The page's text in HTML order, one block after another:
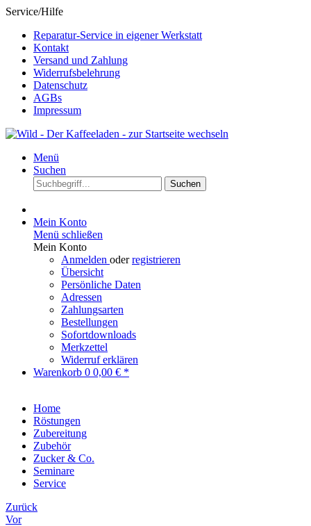
Service/Hilfe
Reparatur-Service in eigener Werkstatt
Kontakt
Versand und Zahlung
Widerrufsbelehrung
Datenschutz
AGBs
Impressum
Menü
Suchen
Suchen
Mein Konto
Menü schließen
Mein Konto
Anmelden oderregistrieren
Übersicht
Persönliche Daten
Adressen
Zahlungsarten
Bestellungen
Sofortdownloads
Merkzettel
Widerruf erklären
Warenkorb 0 0,00 € *
Home
Röstungen
Zubereitung
Zubehör
Zucker & Co.
Seminare
Service
Zurück
Vor